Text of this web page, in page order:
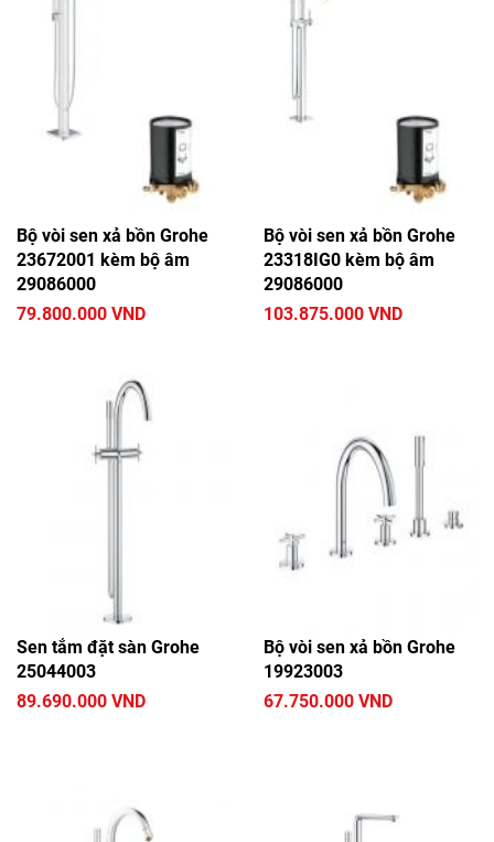
Bộ vòi sen xả bồn Grohe
23672001 kèm bộ âm
29086000
79.800.000 VND
Bộ vòi sen xả bồn Grohe
23318IG0 kèm bộ âm
29086000
103.875.000 VND
Sen tắm đặt sàn Grohe
25044003
89.690.000 VND
Bộ vòi sen xả bồn Grohe
19923003
67.750.000 VND